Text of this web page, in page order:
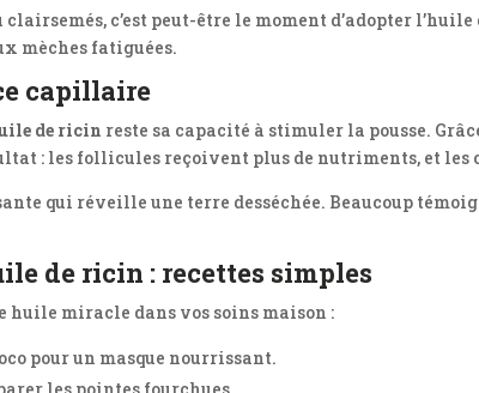
clairsemés, c’est peut-être le moment d’adopter
mèches fatiguées.
capillaire
de ricin reste sa capacité à stimuler la pousse.
: les follicules reçoivent plus de nutriments, et les
qui réveille une terre desséchée. Beaucoup
de ricin : recettes simples
huile miracle dans vos soins maison :
pour un masque nourrissant.